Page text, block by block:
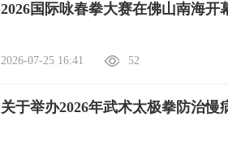
2026国际咏春拳大赛在佛山南海开
2026-07-25 16:41 52
关于举办2026年武术太极拳防治